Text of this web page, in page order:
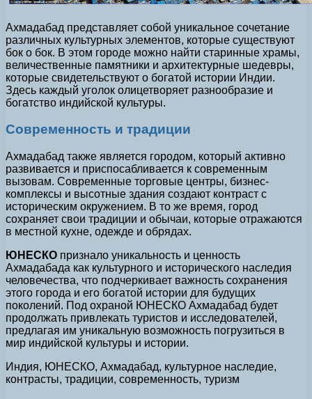
Ахмадабад представляет собой уникальное сочетание
различных культурных элементов, которые существуют
бок о бок. В этом городе можно найти старинные храмы,
величественные памятники и архитектурные шедевры,
которые свидетельствуют о богатой истории Индии.
Здесь каждый уголок олицетворяет разнообразие и
богатство индийской культуры.
Современность и традиции
Ахмадабад также является городом, который активно
развивается и приспосабливается к современным
вызовам. Современные торговые центры, бизнес-
комплексы и высотные здания создают контраст с
историческим окружением. В то же время, город
сохраняет свои традиции и обычаи, которые отражаются
в местной кухне, одежде и обрядах.
ЮНЕСКО признало уникальность и ценность
Ахмадабада как культурного и исторического наследия
человечества, что подчеркивает важность сохранения
этого города и его богатой истории для будущих
поколений. Под охраной ЮНЕСКО Ахмадабад будет
продолжать привлекать туристов и исследователей,
предлагая им уникальную возможность погрузиться в
мир индийской культуры и истории.
Индия, ЮНЕСКО, Ахмадабад, культурное наследие,
контрасты, традиции, современность, туризм